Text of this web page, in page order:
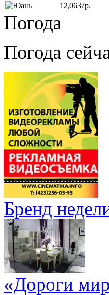
12,0637р.
Погода
Погода
Бренд
«Дороги